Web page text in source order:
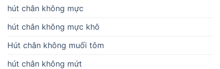
hút chân không mực
hút chân không mực khô
Hút chân không muối tôm
hút chân không mứt